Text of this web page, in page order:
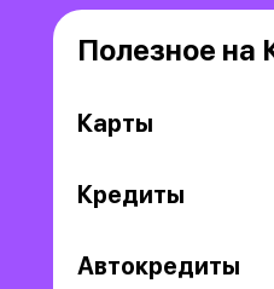
Полезное на
Карты
Кредиты
Автокредиты